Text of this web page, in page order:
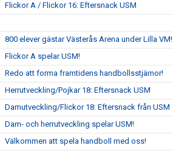
Flickor A / Flickor 16: Eftersnack USM
800 elever gästar Västerås Arena under Lilla VM!
Flickor A spelar USM!
Redo att forma framtidens handbollsstjärnor!
Herrutveckling/Pojkar 18: Eftersnack USM
Damutveckling/Flickor 18: Eftersnack från USM
Dam- och herrutveckling spelar USM!
Välkommen att spela handboll med oss!